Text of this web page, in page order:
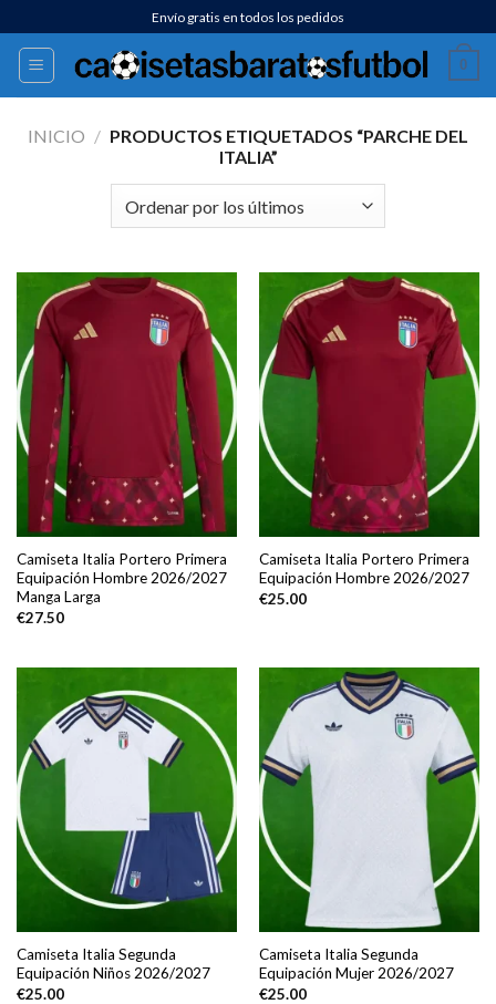
al
contenido
Envío gratis en todos los pedidos
0
INICIO / PRODUCTOS ETIQUETADOS “PARCHE DEL
ITALIA”
Camiseta Italia Portero Primera
Equipación Hombre 2026/2027
Manga Larga
€27.50
Camiseta Italia Portero Primera
Equipación Hombre 2026/2027
€25.00
Camiseta Italia Segunda
Equipación Niños 2026/2027
€25.00
Camiseta Italia Segunda
Equipación Mujer 2026/2027
€25.00